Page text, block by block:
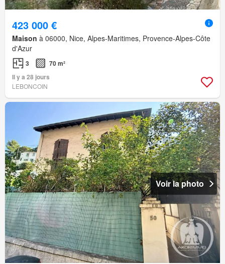
423 000 €
Maison à 06000, Nice, Alpes-Maritimes, Provence-Alpes-Côte
d'Azur
3
70 m²
Il y a 28 jours
LEBONCOIN
Voir la photo